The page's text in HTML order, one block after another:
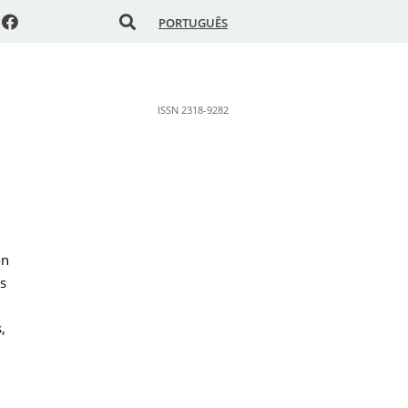
PORTUGUÊS
ISSN 2318-9282